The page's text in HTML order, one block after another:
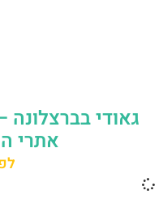
גאודי
אתרי